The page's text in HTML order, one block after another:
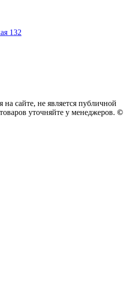
132
сайте, не является публичной
уточняйте у менеджеров. ©